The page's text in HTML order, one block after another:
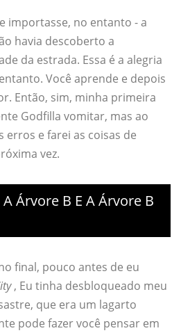
importasse, no entanto - a
havia descoberto a
da estrada. Essa é a alegria
Você aprende e depois
Então, sim, minha primeira
Godfilla vomitar, mas ao
erros e farei as coisas de
vez.
Árvore B E A Árvore B
final, pouco antes de eu
, Eu tinha desbloqueado meu
que era um lagarto
pode fazer você pensar em